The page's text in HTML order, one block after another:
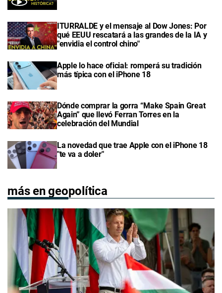
ITURRALDE y el mensaje al Dow Jones: Por
qué EEUU rescatará a las grandes de la IA y
"envidia el control chino"
Apple lo hace oficial: romperá su tradición
más típica con el iPhone 18
Dónde comprar la gorra “Make Spain Great
Again” que llevó Ferran Torres en la
celebración del Mundial
La novedad que trae Apple con el iPhone 18
"te va a doler"
más en geopolítica